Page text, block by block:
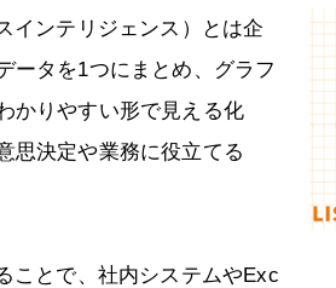
インテリジェンス）とは企
ータを1つにまとめ、グラフ
かりやすい形で見える化
思決定や業務に役立てる
ことで、社内システムやExc